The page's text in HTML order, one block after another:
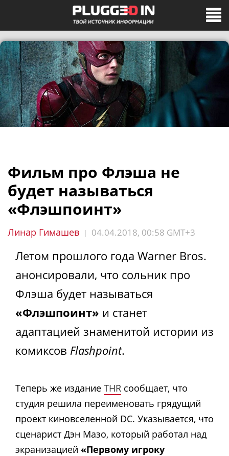
Фильм про Флэша не
будет называться
«Флэшпоинт»
Линар Гимашев | 04.04.2018, 00:58 GMT+3
Летом прошлого года Warner Bros.
анонсировали, что сольник про
Флэша будет называться
«Флэшпоинт» и станет
адаптацией знаменитой истории из
комиксов Flashpoint.
Теперь же издание THR сообщает, что
студия решила переименовать грядущий
проект киновселенной DC. Указывается, что
сценарист Дэн Мазо, который работал над
экранизацией «Первому игроку